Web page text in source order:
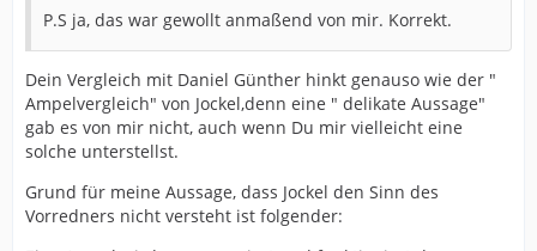
P.S ja, das war gewollt anmaßend von mir. Korrekt.
Dein Vergleich mit Daniel Günther hinkt genauso wie der "
Ampelvergleich" von Jockel,denn eine " delikate Aussage"
gab es von mir nicht, auch wenn Du mir vielleicht eine
solche unterstellst.
Grund für meine Aussage, dass Jockel den Sinn des
Vorredners nicht versteht ist folgender: